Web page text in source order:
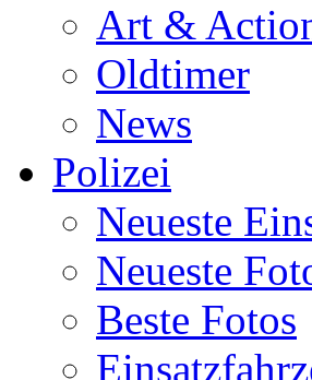
Art &
Oldtimer
News
Polizei
Neueste
Neueste
Beste Fotos